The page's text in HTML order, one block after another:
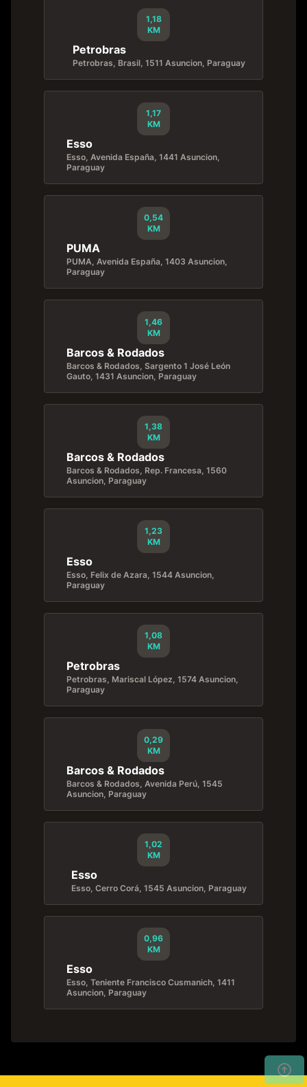
1,18
KM
Petrobras
Petrobras, Brasil, 1511 Asuncion, Paraguay
1,17
KM
Esso
Esso, Avenida España, 1441 Asuncion,
Paraguay
0,54
KM
PUMA
PUMA, Avenida España, 1403 Asuncion,
Paraguay
1,46
KM
Barcos & Rodados
Barcos & Rodados, Sargento 1 José León
Gauto, 1431 Asuncion, Paraguay
1,38
KM
Barcos & Rodados
Barcos & Rodados, Rep. Francesa, 1560
Asuncion, Paraguay
1,23
KM
Esso
Esso, Felix de Azara, 1544 Asuncion,
Paraguay
1,08
KM
Petrobras
Petrobras, Mariscal López, 1574 Asuncion,
Paraguay
0,29
KM
Barcos & Rodados
Barcos & Rodados, Avenida Perú, 1545
Asuncion, Paraguay
1,02
KM
Esso
Esso, Cerro Corá, 1545 Asuncion, Paraguay
0,96
KM
Esso
Esso, Teniente Francisco Cusmanich, 1411
Asuncion, Paraguay